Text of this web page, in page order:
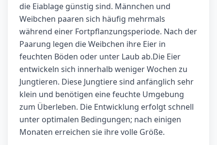
die Eiablage günstig sind. Männchen und
Weibchen paaren sich häufig mehrmals
während einer Fortpflanzungsperiode. Nach der
Paarung legen die Weibchen ihre Eier in
feuchten Böden oder unter Laub ab.Die Eier
entwickeln sich innerhalb weniger Wochen zu
Jungtieren. Diese Jungtiere sind anfänglich sehr
klein und benötigen eine feuchte Umgebung
zum Überleben. Die Entwicklung erfolgt schnell
unter optimalen Bedingungen; nach einigen
Monaten erreichen sie ihre volle Größe.